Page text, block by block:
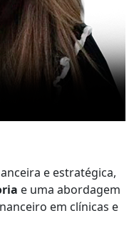
e estratégica,
e uma abordagem
em clínicas e